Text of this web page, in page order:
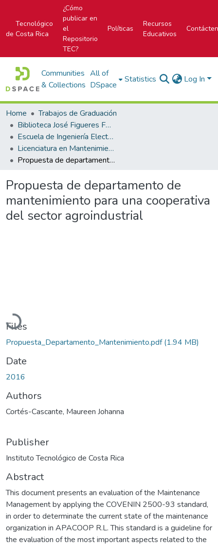
Tecnológico
de Costa Rica
¿Cómo
publicar en
el
Repositorio
TEC?
Políticas
Recursos
Educativos
Communities
& Collections
All of
DSpace
Statistics Log In
Home
Trabajos de Graduación
Biblioteca José Figueres Ferrer
Escuela de Ingeniería Electromecánica
Licenciatura en Mantenimiento Industrial
Propuesta de departamento de mantenimiento para una cooperativa del sector agroindustrial
Propuesta de departamento de
mantenimiento para una cooperativa
del sector agroindustrial
Loading...
Files
Propuesta_Departamento_Mantenimiento.pdf(1.94 MB)
Date
2016
Authors
Cortés-Cascante, Maureen Johanna
Publisher
Instituto Tecnológico de Costa Rica
Abstract
This document presents an evaluation of the Maintenance
Management by applying the COVENIN 2500-93 standard,
in order to determinate the current state of the maintenance
organization in APACOOP R.L. This standard is a guideline for
the evaluation of the most important aspects related to the